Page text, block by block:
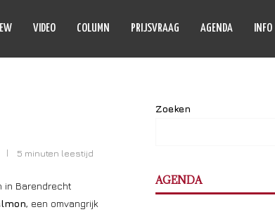
VIDEO COLUMN PRIJSVRAAG AGENDA INFO
5 minuten leestijd
in Barendrecht
, een omvangrijk
Zoeken
AGENDA